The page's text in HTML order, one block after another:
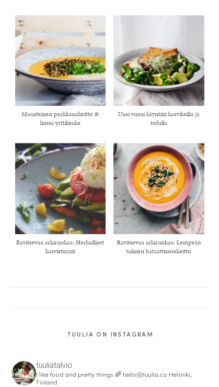
Mausteinen porkkanakeitto &
linssi-yrttilisuke
Uusi vuosi käyntiin kasviksilla ja
tofulla
Ravitsevaa arkiruokaa: Herkulliset
kasvistornit
Ravitsevaa arkiruokaa: Lempeän
tulinen bataattisosekeitto
TUULIA ON INSTAGRAM
tuuliatalvio
I like food and pretty things 🌈 hello@tuulia.co Helsinki,
Finland